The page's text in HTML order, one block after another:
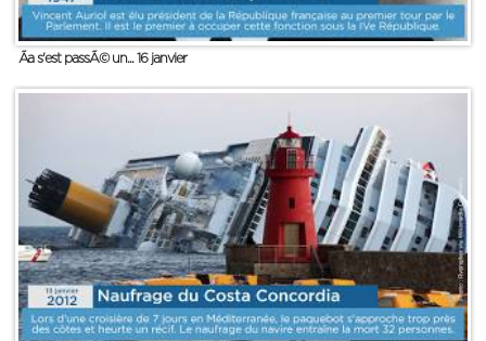
Ãa s'est passÃ© un... 16 janvier